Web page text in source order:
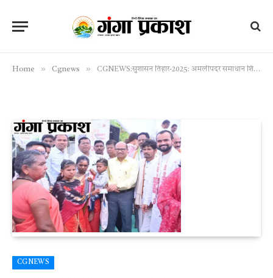
Home » Cgnews » CGNEWS:सुशासन तिहार-2025: अमलीपदर समाधान शिविर में ग्रामीणों की समस्याओं का त्वरित एवं पारदर्शी निराकरण
CGNEWS